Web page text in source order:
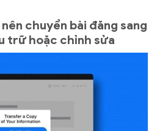
chuyển bài đăng sang
trữ hoặc chỉnh sửa